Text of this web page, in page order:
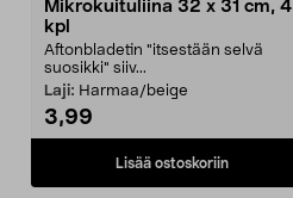
Mikrokuituliina 32 x 31 cm, 4
kpl
Aftonbladetin "itsestään selvä
suosikki" siiv...
Laji: Harmaa/beige
3,99
Lisää ostoskoriin